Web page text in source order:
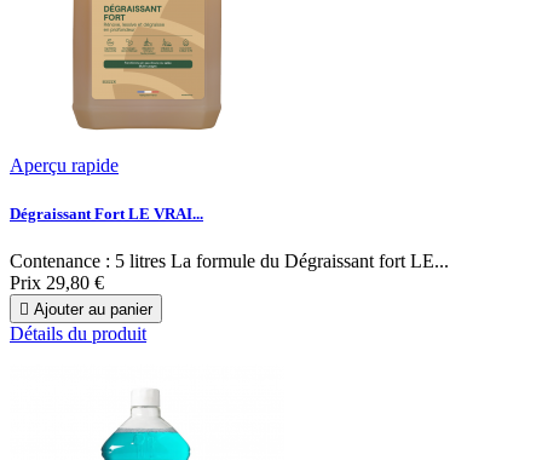
Aperçu rapide
Dégraissant Fort LE VRAI...
Contenance : 5 litres La formule du Dégraissant fort LE...
Prix 29,80 €
 Ajouter au panier
Détails du produit